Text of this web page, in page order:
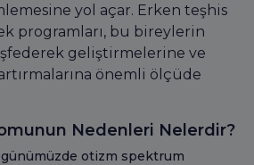
yol açar. Erken teşhis
programları, bu bireylerin
geliştirmelerine ve
önemli ölçüde
Nedenleri Nelerdir?
otizm spektrum